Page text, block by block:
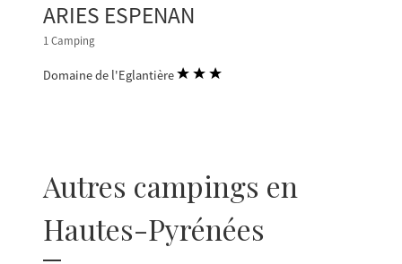
ARIES ESPENAN
1 Camping
Domaine de l'Eglantière
Autres campings en
Hautes-Pyrénées